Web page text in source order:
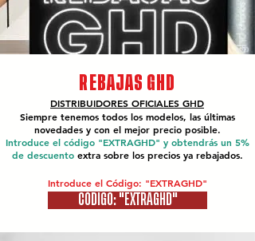
REBAJAS GHD
DISTRIBUIDORES OFICIALES GHD
Siempre tenemos todos los modelos, las últimas
novedades y con el mejor precio posible.
Introduce el código "EXTRAGHD" y obtendrás un 5%
de descuento extra sobre los precios ya rebajados.
Introduce el Código: "EXTRAGHD"
CÓDIGO: "EXTRAGHD"